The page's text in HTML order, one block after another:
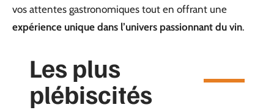
vos attentes gastronomiques tout en offrant une
expérience unique dans l’univers passionnant du vin.
Les plus
plébiscités